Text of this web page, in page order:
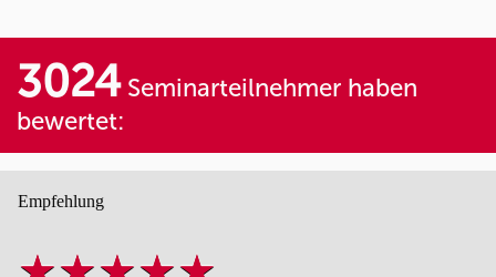
3024Seminarteilnehmer haben
bewertet:
Empfehlung